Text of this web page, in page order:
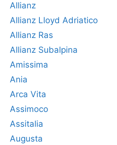
Allianz
Allianz Lloyd Adriatico
Allianz Ras
Allianz Subalpina
Amissima
Ania
Arca Vita
Assimoco
Assitalia
Augusta